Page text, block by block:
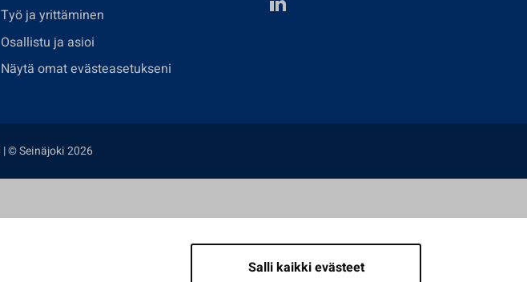
Salli kaikki evästeet
Työ ja yrittäminen
Osallistu ja asioi
Näytä omat evästeasetukseni
| © Seinäjoki 2026